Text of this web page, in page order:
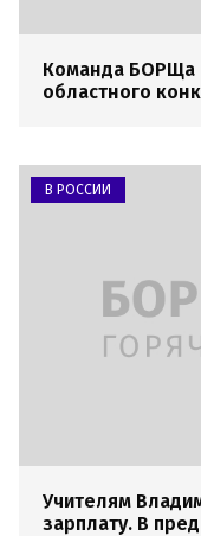
Команда БОРЩа
областного
В РОССИИ
Учителям
зарплату. В